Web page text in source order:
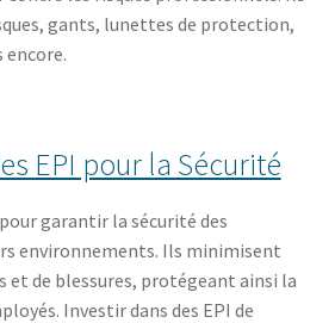
gants, lunettes de protection,
encore.
EPI pour la Sécurité
garantir la sécurité des
environnements. Ils minimisent
et de blessures, protégeant ainsi la
Investir dans des EPI de